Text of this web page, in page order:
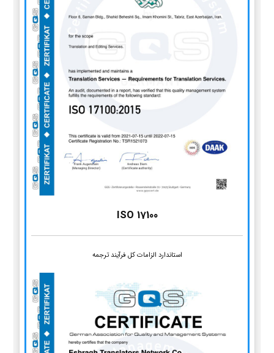
ISO 17100
استاندارد الزامات کل فرآیند ترجمه